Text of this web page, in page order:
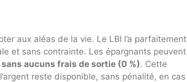
aux aléas de la vie. Le LBI l’a parfaitement
et sans contrainte. Les épargnants peuvent
sans aucuns frais de sortie (0 %). Cette
reste disponible, sans pénalité, en cas